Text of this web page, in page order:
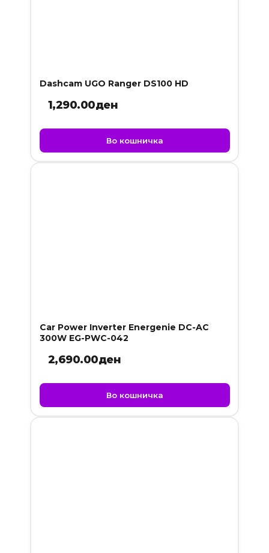
Dashcam UGO Ranger DS100 HD
1,290.00ден
Во кошничка
Car Power Inverter Energenie DC-AC
300W EG-PWC-042
2,690.00ден
Во кошничка